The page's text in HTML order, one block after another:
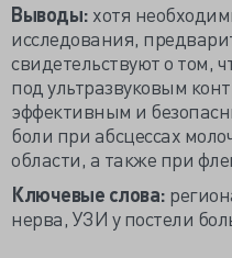
Выводы: хотя
исследования,
свидетельствуют о том,
под ультразвуковым
эффективным и
боли при абсцессах
области, а также при
Ключевые слова:
нерва, УЗИ у постели